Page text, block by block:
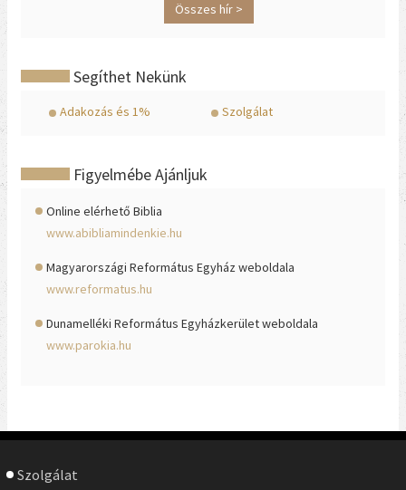
Összes hír >
Segíthet Nekünk
Adakozás és 1% Szolgálat
Figyelmébe Ajánljuk
Online elérhető Biblia
www.abibliamindenkie.hu
Magyarországi Református Egyház weboldala
www.reformatus.hu
Dunamelléki Református Egyházkerület weboldala
www.parokia.hu
Szolgálat